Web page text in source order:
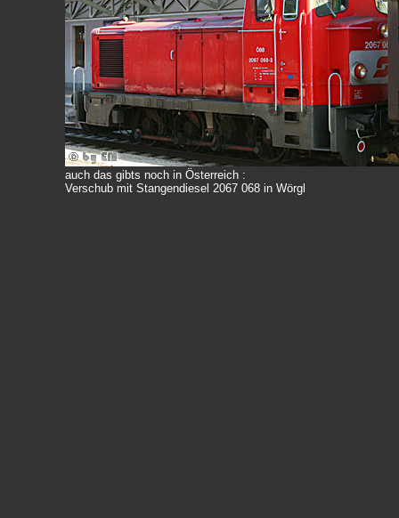
auch das gibts noch in Österreich :
Verschub mit Stangendiesel 2067 068 in Wörgl